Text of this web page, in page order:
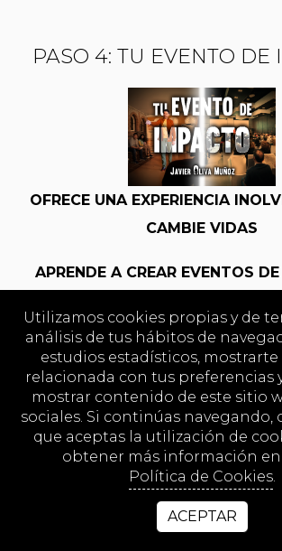
PASO 4: TU EVENTO DE
OFRECE UNA EXPERIENCIA
CAMBIE VIDAS
APRENDE A CREAR EVENTOS
CONSIGUE QUE LA GENTE SE
REPETIR TUS
PRECIO REAL
PRECIO REAL DEL PROGRAMA
Utilizamos cookies propias y de
análisis de tus hábitos de
estudios estadísticos,
relacionada con tus preferencias
mostrar contenido de este sitio
sociales. Si continúas navegando,
que aceptas la utilización de
obtener más información
Política de Cookies.
ACEPTAR